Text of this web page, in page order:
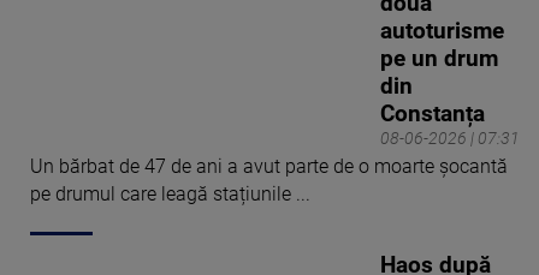
08-06-2026 | 07:31
autoturisme
pe un drum
din
Constanța
Un bărbat de 47 de ani a avut parte de o moarte șocantă
pe drumul care leagă stațiunile ...
Haos după